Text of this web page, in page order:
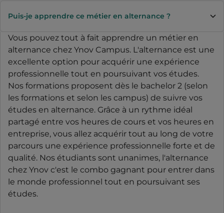
Puis-je apprendre ce métier en alternance ?
Vous pouvez tout à fait apprendre un métier en
alternance chez Ynov Campus. L'alternance est une
excellente option pour acquérir une expérience
professionnelle tout en poursuivant vos études.
Nos formations proposent dès le bachelor 2 (selon
les formations et selon les campus) de suivre vos
études en alternance. Grâce à un rythme idéal
partagé entre vos heures de cours et vos heures en
entreprise, vous allez acquérir tout au long de votre
parcours une expérience professionnelle forte et de
qualité. Nos étudiants sont unanimes, l'alternance
chez Ynov c'est le combo gagnant pour entrer dans
le monde professionnel tout en poursuivant ses
études.